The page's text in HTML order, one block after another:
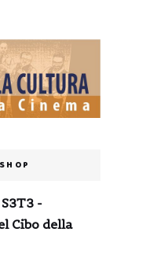
-
Cibo della